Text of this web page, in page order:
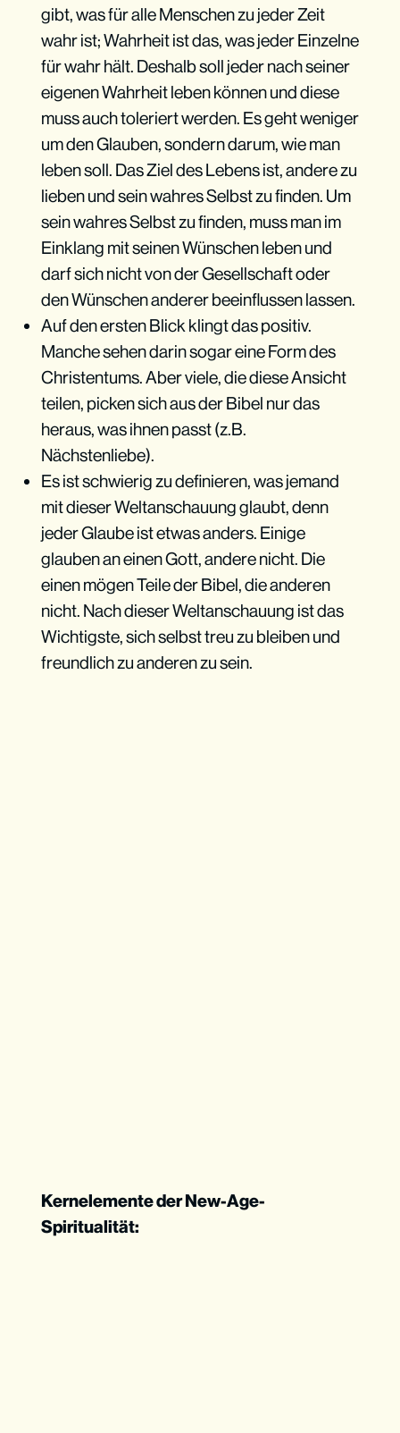
gibt, was für alle Menschen zu jeder Zeit
wahr ist; Wahrheit ist das, was jeder Einzelne
für wahr hält. Deshalb soll jeder nach seiner
eigenen Wahrheit leben können und diese
muss auch toleriert werden. Es geht weniger
um den Glauben, sondern darum, wie man
leben soll. Das Ziel des Lebens ist, andere zu
lieben und sein wahres Selbst zu finden. Um
sein wahres Selbst zu finden, muss man im
Einklang mit seinen Wünschen leben und
darf sich nicht von der Gesellschaft oder
den Wünschen anderer beeinflussen lassen.
Auf den ersten Blick klingt das positiv.
Manche sehen darin sogar eine Form des
Christentums. Aber viele, die diese Ansicht
teilen, picken sich aus der Bibel nur das
heraus, was ihnen passt (z.B.
Nächstenliebe).
Es ist schwierig zu definieren, was jemand
mit dieser Weltanschauung glaubt, denn
jeder Glaube ist etwas anders. Einige
glauben an einen Gott, andere nicht. Die
einen mögen Teile der Bibel, die anderen
nicht. Nach dieser Weltanschauung ist das
Wichtigste, sich selbst treu zu bleiben und
freundlich zu anderen zu sein.
Kernelemente der New-Age-
Spiritualität: